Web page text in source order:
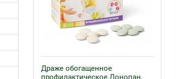
Драже обогащенное
профилактическое Лонопан,